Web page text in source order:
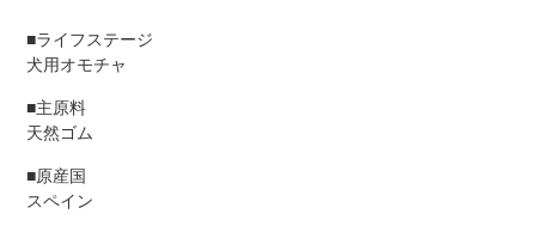
■ライフステージ
犬用オモチャ
■主原料
天然ゴム
■原産国
スペイン